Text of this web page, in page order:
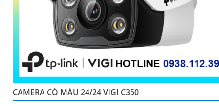
CAMERA CÓ MÀU 24/24 VIGI C350